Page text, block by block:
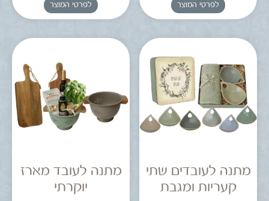
לפרטי המוצר לפרטי המוצר
מתנה לעובדים שתי
קעריות ומגבת
מתנה לעובד מארז
יוקרתי